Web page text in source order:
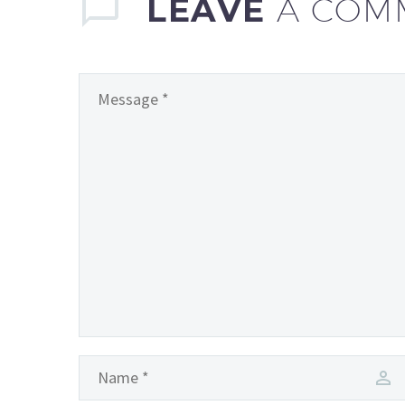
LEAVE A